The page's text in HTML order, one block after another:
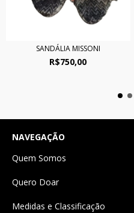
SANDÁLIA MISSONI
R$750,00
NAVEGAÇÃO
Quem Somos
Quero Doar
Medidas e Classificação